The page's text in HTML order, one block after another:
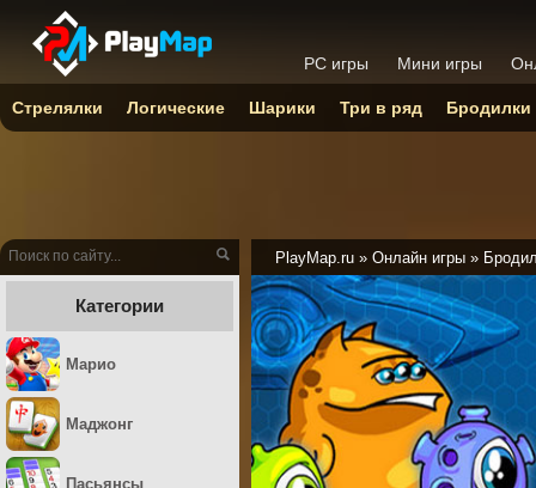
PlayMap.ru » Онлайн игры »
Категории
Марио
Маджонг
Пасьянсы
PC игры Мини игры
Стрелялки Логические Шарики Три в ряд Бродилки